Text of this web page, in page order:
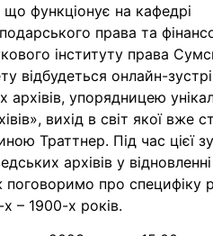
що функціонує на кафедрі
права та
інституту права
відбудеться онлайн-
упорядницею
вихід в світ якої вже
Траттнер. Під час цієї
архівів у
поговоримо про специфіку
– 1900-х років.